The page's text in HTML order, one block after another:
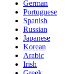
German
Portuguese
Spanish
Russian
Japanese
Korean
Arabic
Irish